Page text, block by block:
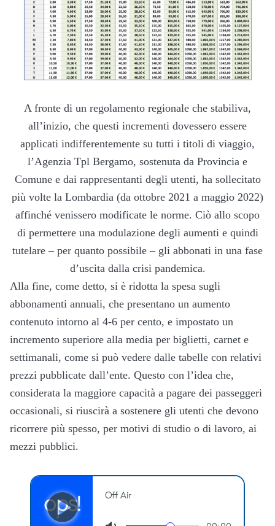
A fronte di un regolamento regionale che stabiliva,
all’inizio, che questi incrementi dovessero essere
applicati indifferentemente su tutti i titoli di viaggio,
l’Agenzia Tpl Bergamo, sostenuta da Provincia e
Comune e dai rappresentanti degli utenti, ha sollecitato
più volte la Lombardia (da ottobre 2021 a maggio 2022)
affinché venissero modificate le norme. Ciò allo scopo
di permettere una modulazione degli aumenti e quindi
tutelare – per quanto possibile – gli abbonati in una fase
d’uscita dalla crisi pandemica.
Alla fine, come detto, si è ridotta la spesa sugli
abbonamenti annuali, che presentano un aumento
contenuto intorno al 4-6 per cento, e impostato un
incremento superiore alla media per biglietti, carnet e
settimanali, come si può vedere dalle tabelle con relativi
prezzi pubblicate dall’ente. Questo con l’idea che,
considerata la maggiore capacità a pagare dei passeggeri
occasionali, si riuscirà a sostenere gli utenti che devono
ricorrere più spesso, per motivi di studio o di lavoro, ai
mezzi pubblici.